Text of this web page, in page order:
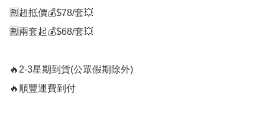
🈹超抵價💰$78/套💥
🈹兩套起💰$68/套💥
🔥2-3星期到貨(公眾假期除外)
🔥順豐運費到付